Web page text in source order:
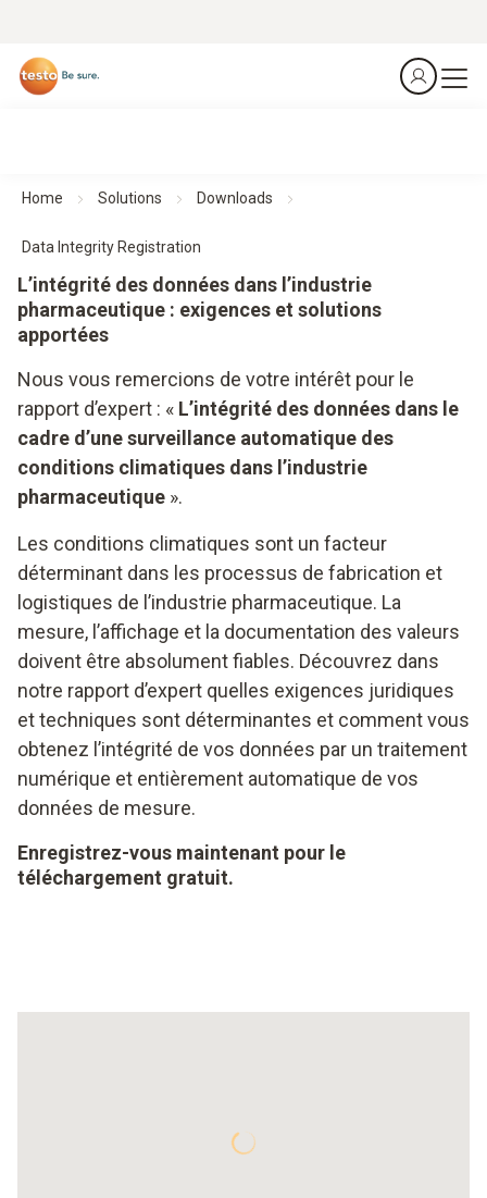
Home Solutions Downloads
Data Integrity Registration
L’intégrité des données dans l’industrie
pharmaceutique : exigences et solutions
apportées
Nous vous remercions de votre intérêt pour le
rapport d’expert : « L’intégrité des données dans le
cadre d’une surveillance automatique des
conditions climatiques dans l’industrie
pharmaceutique ».
Les conditions climatiques sont un facteur
déterminant dans les processus de fabrication et
logistiques de l’industrie pharmaceutique. La
mesure, l’affichage et la documentation des valeurs
doivent être absolument fiables. Découvrez dans
notre rapport d’expert quelles exigences juridiques
et techniques sont déterminantes et comment vous
obtenez l’intégrité de vos données par un traitement
numérique et entièrement automatique de vos
données de mesure.
Enregistrez-vous maintenant pour le
téléchargement gratuit.